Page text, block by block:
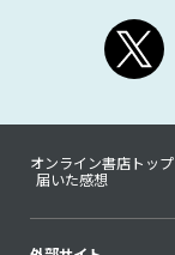
オンライン書店トップ
届いた感想